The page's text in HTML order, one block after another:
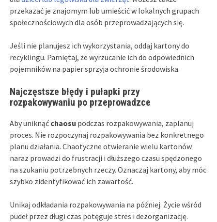
przekazać je znajomym lub umieścić w lokalnych grupach
społecznościowych dla osób przeprowadzających się.
Jeśli nie planujesz ich wykorzystania, oddaj kartony do
recyklingu. Pamiętaj, że wyrzucanie ich do odpowiednich
pojemników na papier sprzyja ochronie środowiska.
Najczęstsze błędy i pułapki przy
rozpakowywaniu po przeprowadzce
Aby uniknąć chaosu podczas rozpakowywania, zaplanuj
proces. Nie rozpoczynaj rozpakowywania bez konkretnego
planu działania. Chaotyczne otwieranie wielu kartonów
naraz prowadzi do frustracji i dłuższego czasu spędzonego
na szukaniu potrzebnych rzeczy. Oznaczaj kartony, aby móc
szybko zidentyfikować ich zawartość.
Unikaj odkładania rozpakowywania na później. Życie wśród
pudeł przez długi czas potęguje stres i dezorganizację.